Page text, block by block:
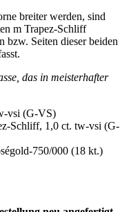
breiter werden, sind
m Trapez-Schliff
bzw. Seiten dieser beiden
das in meisterhafter
vsi (G-VS)
Schliff, 1,0 ct. tw-vsi (G-
750/000 (18 kt.)